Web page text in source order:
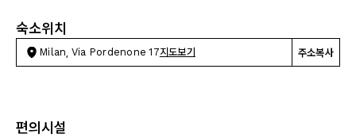
숙소위치
Milan, Via Pordenone 17지도보기 주소복사
편의시설